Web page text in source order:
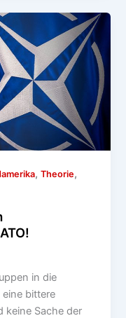
,Theorie,
in die
eine bittere
keine Sache der